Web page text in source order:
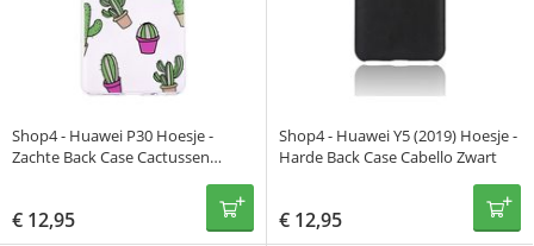
Shop4 - Huawei P30 Hoesje -
Zachte Back Case Cactussen
€ 12,95
Shop4 - Huawei Y5 (2019) Hoesje -
Harde Back Case Cabello Zwart
€ 12,95